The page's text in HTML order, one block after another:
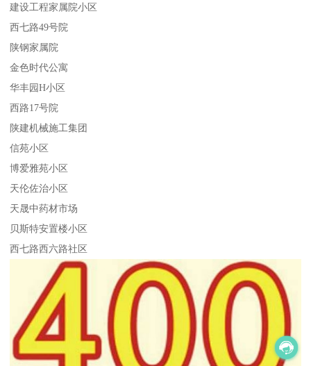
建设工程家属院小区
西七路49号院
陕钢家属院
金色时代公寓
华丰园H小区
西路17号院
陕建机械施工集团
信苑小区
博爱雅苑小区
天伦佐治小区
天晟中药材市场
贝斯特安置楼小区
西七路西六路社区